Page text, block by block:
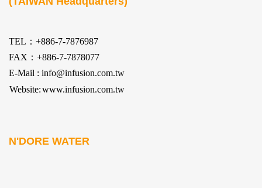
TEL：+886-7-7876987
FAX：+886-7-7878077
E-Mail : info@infusion.com.tw
Website:www.infusion.com.tw
N'DORE WATER